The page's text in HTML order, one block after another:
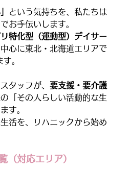
という気持ちを、私たちは
お手伝いします。
特化型（運動型）デイサー
心に東北・北海道エリアで
。
タッフが、要支援・要介護
「その人らしい活動的な生
す。
活を、リハニックから始め
（対応エリア）